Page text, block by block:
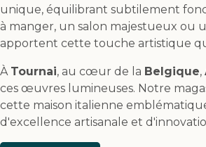
unique, équilibrant subtilement
à manger, un salon majestueux ou
apportent cette touche artistique
À Tournai, au cœur de la Belgique,
ces œuvres lumineuses. Notre
cette maison italienne
d'excellence artisanale et